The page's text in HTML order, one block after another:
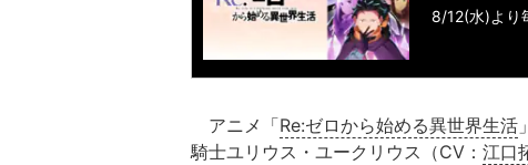
8/12(水)より
アニメ「Re:ゼロから始める異世界生活
騎士ユリウス・ユークリウス（CV： 江口